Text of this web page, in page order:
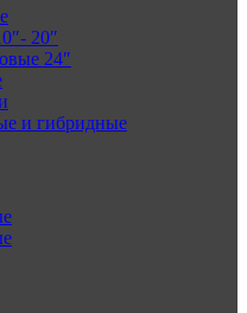
20″
24″
и гибридные